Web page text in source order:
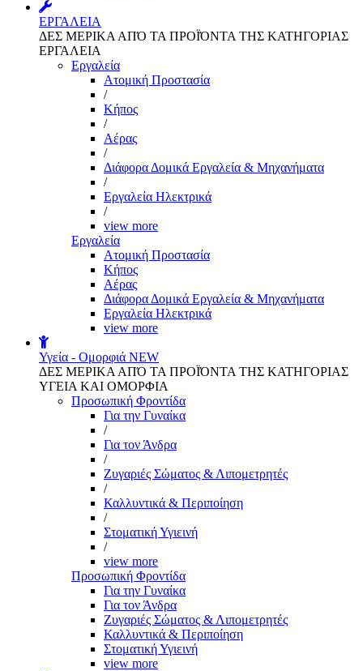
ΕΡΓΑΛΕΙΑ
ΔΕΣ ΜΕΡΙΚΑ ΑΠΌ ΤΑ ΠΡΟΪΌΝΤΑ ΤΗΣ ΚΑΤΗΓΟΡΙΑΣ
ΕΡΓΑΛΕΙΑ
Εργαλεία
Aτομική Προστασία
/
Kήπος
/
Αέρας
/
Διάφορα Δομικά Εργαλεία & Μηχανήματα
/
Εργαλεία Ηλεκτρικά
/
view more
Εργαλεία
Aτομική Προστασία
Kήπος
Αέρας
Διάφορα Δομικά Εργαλεία & Μηχανήματα
Εργαλεία Ηλεκτρικά
view more
Υγεία - Ομορφιά NEW
ΔΕΣ ΜΕΡΙΚΑ ΑΠΌ ΤΑ ΠΡΟΪΌΝΤΑ ΤΗΣ ΚΑΤΗΓΟΡΙΑΣ
ΥΓΕΙΑ ΚΑΙ ΟΜΟΡΦΙΑ
Προσωπική Φροντίδα
Για την Γυναίκα
/
Για τον Άνδρα
/
Ζυγαριές Σώματος & Λιπομετρητές
/
Καλλυντικά & Περιποίηση
/
Στοματική Υγιεινή
/
view more
Προσωπική Φροντίδα
Για την Γυναίκα
Για τον Άνδρα
Ζυγαριές Σώματος & Λιπομετρητές
Καλλυντικά & Περιποίηση
Στοματική Υγιεινή
view more